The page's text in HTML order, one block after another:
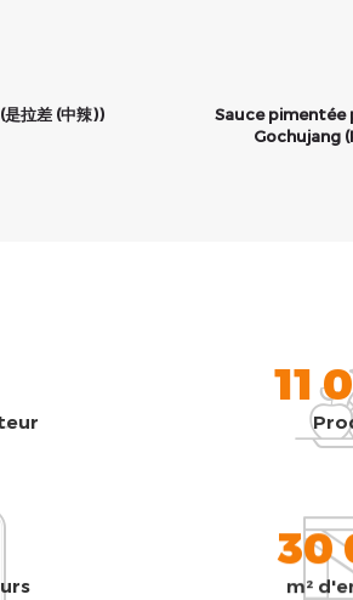
拉差 (中辣))
Sauce
Gochujang
11
30
m²